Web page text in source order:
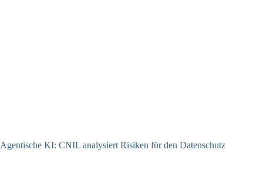
Agentische KI: CNIL analysiert Risiken für den Datenschutz